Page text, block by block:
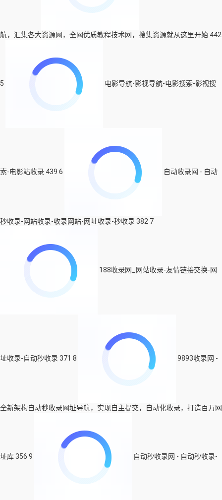
航，汇集各大资源网，全网优质教程技术网，搜集资源就从这里开始 442
5 电影导航-影视导航-电影搜索-影视搜
索-电影站收录 439 6 自动收录网 - 自动
秒收录-网站收录-收录网站-网址收录-秒收录382 7
188收录网_网站收录-友情链接交换-网
址收录-自动秒收录371 8 9893收录网 -
全新架构自动秒收录网址导航，实现自主提交，自动化收录，打造百万网
址库356 9 自动秒收录网 - 自动秒收录-